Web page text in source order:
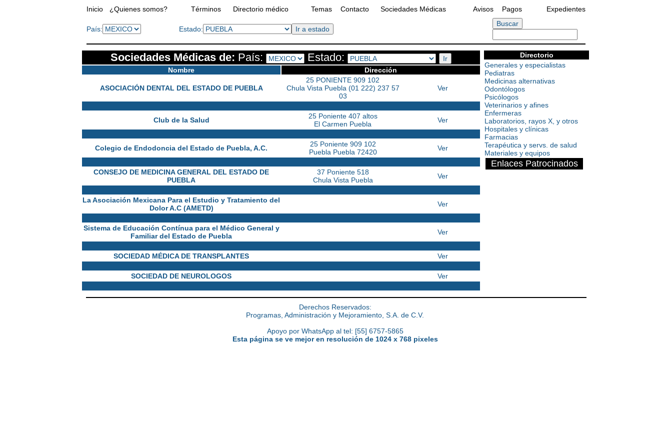
Inicio ¿Quienes somos? Términos Directorio médico Temas Contacto Sociedades Médicas Avisos Pagos Expedientes
País: Estado:
Sociedades Médicas de: País: Estado:
Nombre Dirección
ASOCIACIÓN DENTAL DEL ESTADO DE PUEBLA
25 PONIENTE 909 102
Chula Vista Puebla (01 222) 237 57
03
Ver
Club de la Salud
25 Poniente 407 altos
El Carmen Puebla
Ver
Colegio de Endodoncia del Estado de Puebla, A.C.
25 Poniente 909 102
Puebla Puebla 72420
Ver
CONSEJO DE MEDICINA GENERAL DEL ESTADO DE
PUEBLA
37 Poniente 518
Chula Vista Puebla
Ver
La Asociación Mexicana Para el Estudio y Tratamiento del
Dolor A.C (AMETD)
Ver
Sistema de Educación Contínua para el Médico General y
Familiar del Estado de Puebla
Ver
SOCIEDAD MÉDICA DE TRANSPLANTES Ver
SOCIEDAD DE NEUROLOGOS Ver
Directorio
Generales y especialistas
Pediatras
Medicinas alternativas
Odontólogos
Psicólogos
Veterinarios y afines
Enfermeras
Laboratorios, rayos X, y otros
Hospitales y clínicas
Farmacias
Terapéutica y servs. de salud
Materiales y equipos
Enlaces Patrocinados
Derechos Reservados:
Programas, Administración y Mejoramiento, S.A. de C.V.
Apoyo por WhatsApp al tel: [55] 6757-5865
Esta página se ve mejor en resolución de 1024 x 768 pixeles